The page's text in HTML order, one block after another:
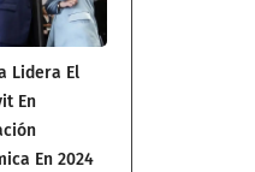
Lidera El
En
En 2024